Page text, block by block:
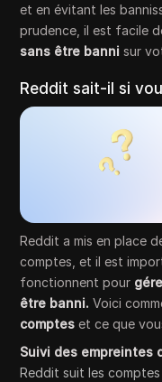
et en évitant les
prudence, il est facile
sans être banni sur
Reddit sait-il si
Reddit a mis en place
comptes, et il est
fonctionnent pour
être banni. Voici
comptes et ce que
Suivi des empreintes
Reddit suit les